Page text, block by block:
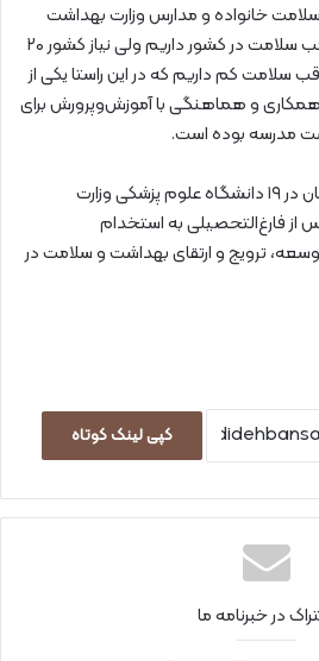
خانواده و مدارس وزارت بهداشت
تصریح کرد: حدود ۶ هزار مراقب سلامت در کشور داریم ولی نیاز کشور ۲۰
است و ۱۴ هزار مراقب سلامت کم داریم که در این راستا یکی از
و هماهنگی با آموزش‌وپرورش برای
مدرسه بوده است.
جباری یادآور شد: این کارشناسان در ۱۹ دانشگاه علوم پزشکی وزارت
فارغ‌التحصیلی به استخدام
ترویج و ارتقای بهداشت و سلامت در
کپی لینک کوتاه
در خبرنامه ما